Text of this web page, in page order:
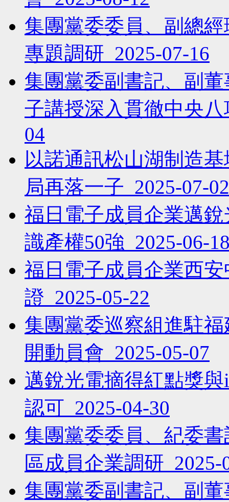
集團黨委委員、副總
專題調研 2025-07-16
集團黨委副書記、副
子講授深入貫徹中央
04
以諾通訊松山湖制造
局再落一子 2025-07-02
福日電子成員企業邁
識產權50強 2025-06-
福日電子成員企業西
證 2025-05-22
集團黨委巡察組進駐
開動員會 2025-05-07
邁銳光電摘得紅點獎
認可 2025-04-30
集團黨委委員、紀委
區成員企業調研 2025-
集團黨委副書記、副